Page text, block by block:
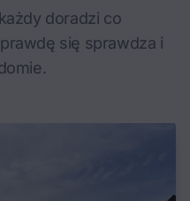
doradzi co
się sprawdza i